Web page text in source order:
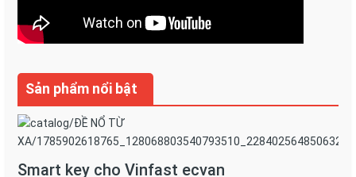
Sản phẩm nổi bật
Smart key cho Vinfast ecvan